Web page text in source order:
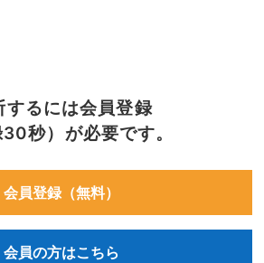
するには会員登録
30秒）が必要です。
会員登録（無料）
会員の方はこちら